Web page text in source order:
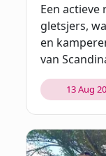
Een
gletsjers,
en
van
13 Aug